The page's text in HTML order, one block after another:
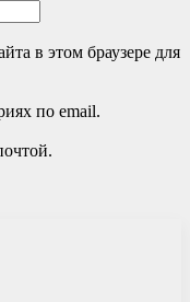
в этом браузере для
по email.